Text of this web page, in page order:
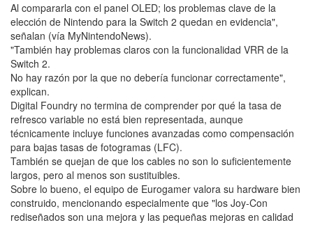
Al compararla con el panel OLED; los problemas clave de la
elección de Nintendo para la Switch 2 quedan en evidencia",
señalan (vía MyNintendoNews).
"También hay problemas claros con la funcionalidad VRR de la
Switch 2.
No hay razón por la que no debería funcionar correctamente",
explican.
Digital Foundry no termina de comprender por qué la tasa de
refresco variable no está bien representada, aunque
técnicamente incluye funciones avanzadas como compensación
para bajas tasas de fotogramas (LFC).
También se quejan de que los cables no son lo suficientemente
largos, pero al menos son sustituibles.
Sobre lo bueno, el equipo de Eurogamer valora su hardware bien
construido, mencionando especialmente que "los Joy-Con
rediseñados son una mejora y las pequeñas mejoras en calidad